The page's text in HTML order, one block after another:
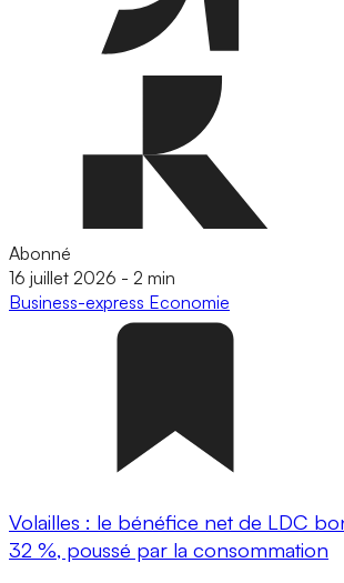
Abonné
16 juillet 2026 - 2 min
Business-express Economie
Volailles : le bénéfice net de LDC
32 %, poussé par la consommation